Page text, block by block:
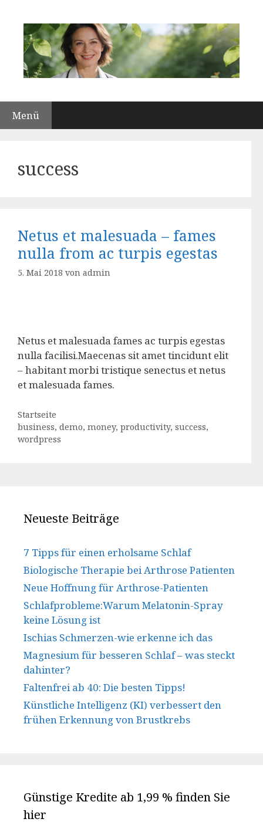
Inhalt
springen
Menü
success
Netus et malesuada – fames
nulla from ac turpis egestas
5. Mai 2018 von admin
Netus et malesuada fames ac turpis egestas
nulla facilisi.Maecenas sit amet tincidunt elit
– habitant morbi tristique senectus et netus
et malesuada fames.
Kategorien
Startseite
Schlagwörter
business, demo, money, productivity, success,
wordpress
Neueste Beiträge
7 Tipps für einen erholsame Schlaf
Biologische Therapie bei Arthrose Patienten
Neue Hoffnung für Arthrose-Patienten
Schlafprobleme:Warum Melatonin-Spray
keine Lösung ist
Ischias Schmerzen-wie erkenne ich das
Magnesium für besseren Schlaf – was steckt
dahinter?
Faltenfrei ab 40: Die besten Tipps!
Künstliche Intelligenz (KI) verbessert den
frühen Erkennung von Brustkrebs
Günstige Kredite ab 1,99 % finden Sie
hier